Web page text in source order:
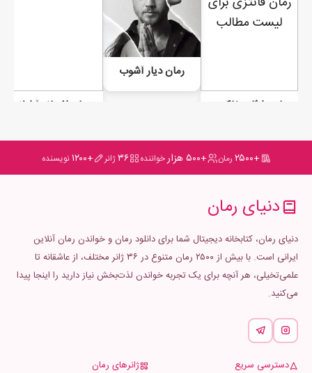
رمان دیار آشوب
رمان افسانه آرابلا
+۲۵۰۰ رمان +۵۰۰ هزار خواننده ۳۶ژانر +۱۲۰۰ نویسنده
دنیای رمان
دنیای رمان، کتابخانه دیجیتال شما برای دانلود رمان و خواندن رمان آنلاین
ایرانی است. با بیش از ۲۵۰۰ رمان متنوع در ۳۶ ژانر مختلف، از عاشقانه تا
علمی‌تخیلی، هر آنچه برای یک تجربه خواندن لذت‌بخش نیاز دارید را اینجا پیدا
می‌کنید.
دسترسی سریع ژانرهای رمان